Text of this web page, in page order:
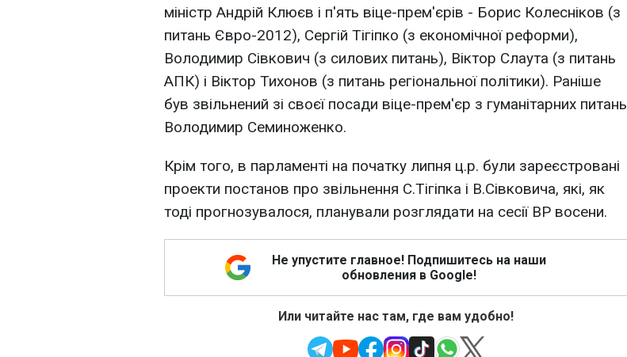
міністр Андрій Клюєв і п'ять віце-прем'єрів - Борис Колесніков (з
питань Євро-2012), Сергій Тігіпко (з економічної реформи),
Володимир Сівкович (з силових питань), Віктор Слаута (з питань
АПК) і Віктор Тихонов (з питань регіональної політики). Раніше
був звільнений зі своєї посади віце-прем'єр з гуманітарних питань
Володимир Семиноженко.
Крім того, в парламенті на початку липня ц.р. були зареєстровані
проекти постанов про звільнення С.Тігіпка і В.Сівковича, які, як
тоді прогнозувалося, планували розглядати на сесії ВР восени.
Не упустите главное! Подпишитесь на наши
обновления в Google!
Или читайте нас там, где вам удобно!